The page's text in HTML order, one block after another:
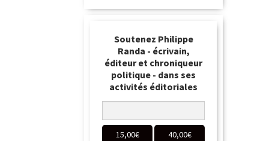
Soutenez Philippe
Randa - écrivain,
éditeur et chroniqueur
politique - dans ses
activités éditoriales
15,00€ 40,00€